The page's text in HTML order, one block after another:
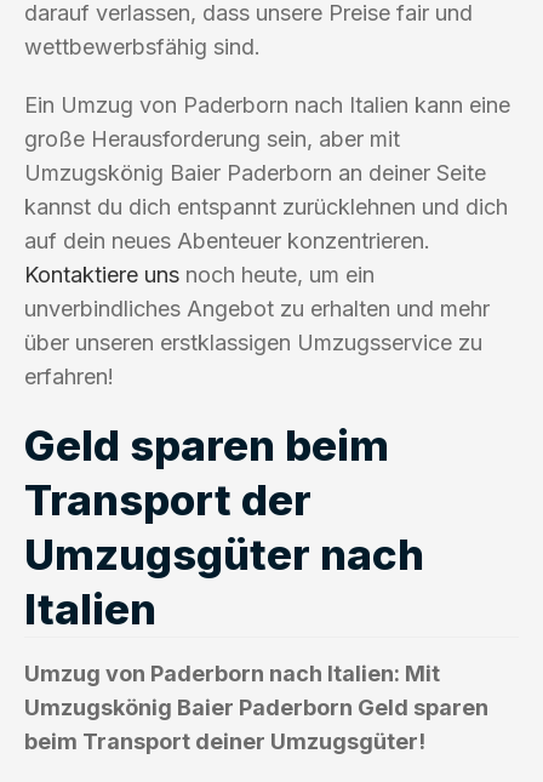
darauf verlassen, dass unsere Preise fair und
wettbewerbsfähig sind.
Ein Umzug von Paderborn nach Italien kann eine
große Herausforderung sein, aber mit
Umzugskönig Baier Paderborn an deiner Seite
kannst du dich entspannt zurücklehnen und dich
auf dein neues Abenteuer konzentrieren.
Kontaktiere uns noch heute, um ein
unverbindliches Angebot zu erhalten und mehr
über unseren erstklassigen Umzugsservice zu
erfahren!
Geld sparen beim
Transport der
Umzugsgüter nach
Italien
Umzug von Paderborn nach Italien: Mit
Umzugskönig Baier Paderborn Geld sparen
beim Transport deiner Umzugsgüter!